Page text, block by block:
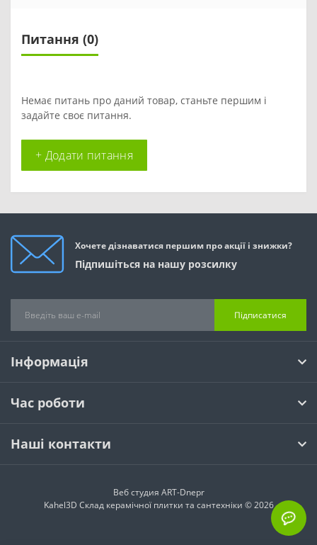
Питання (0)
Немає питань про даний товар, станьте першим і
задайте своє питання.
+ Додати питання
Хочете дізнаватися першим про акції і знижки?
Підпишіться на нашу розсилку
Підписатися
Інформація
Час роботи
Наші контакти
Веб студия ART-Dnepr
Kahel3D Склад керамічної плитки та сантехніки © 2026